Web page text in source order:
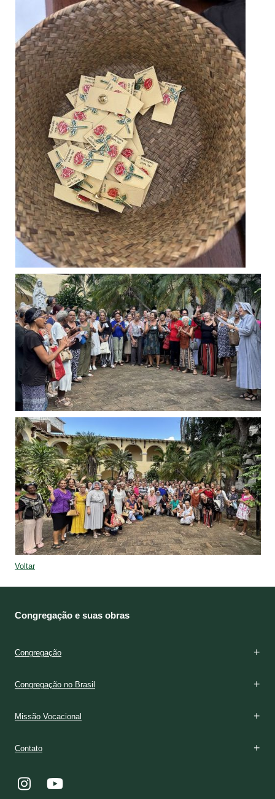
Voltar
Congregação e suas obras
Congregação
Congregação no Brasil
Missão Vocacional
Contato